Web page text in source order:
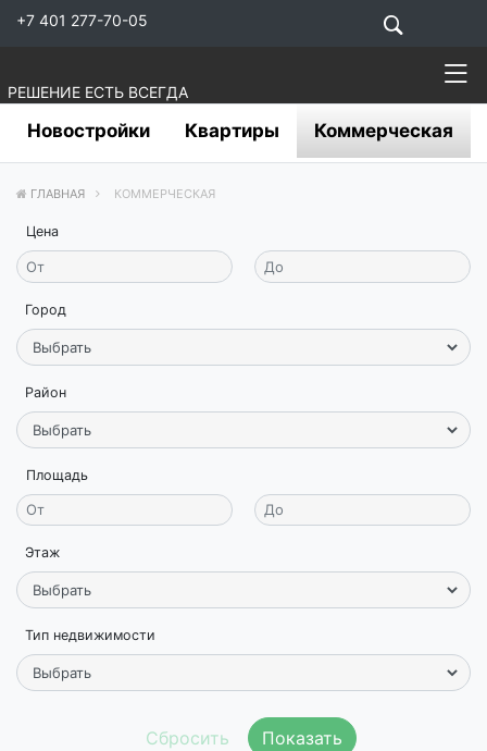
+7 401 277-70-05
РЕШЕНИЕ ЕСТЬ ВСЕГДА
Новостройки Квартиры Коммерческая
ГЛАВНАЯ КОММЕРЧЕСКАЯ
Цена
Город
Район
Площадь
Этаж
Тип недвижимости
Показать